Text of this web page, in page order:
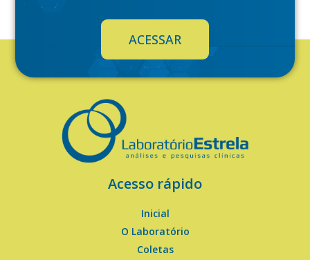
ACESSAR
Acesso rápido
Inicial
O Laboratório
Coletas